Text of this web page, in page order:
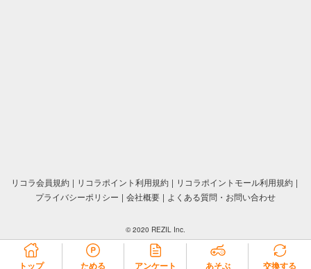
リコラ会員規約 リコラポイント利用規約
リコラポイントモール利用規約
プライバシーポリシー
会社概要 よくある質問・お問い合わせ
© 2020 REZIL Inc.
トップ ためる アンケート あそぶ 交換する